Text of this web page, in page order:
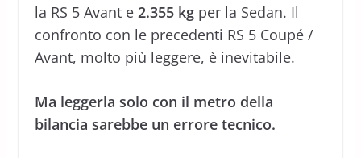
la RS 5 Avant e 2.355 kgper la Sedan. Il
confronto con le precedenti RS 5 Coupé /
Avant, molto più leggere, è inevitabile.
Ma leggerla solo con il metro della
bilancia sarebbe un errore tecnico.